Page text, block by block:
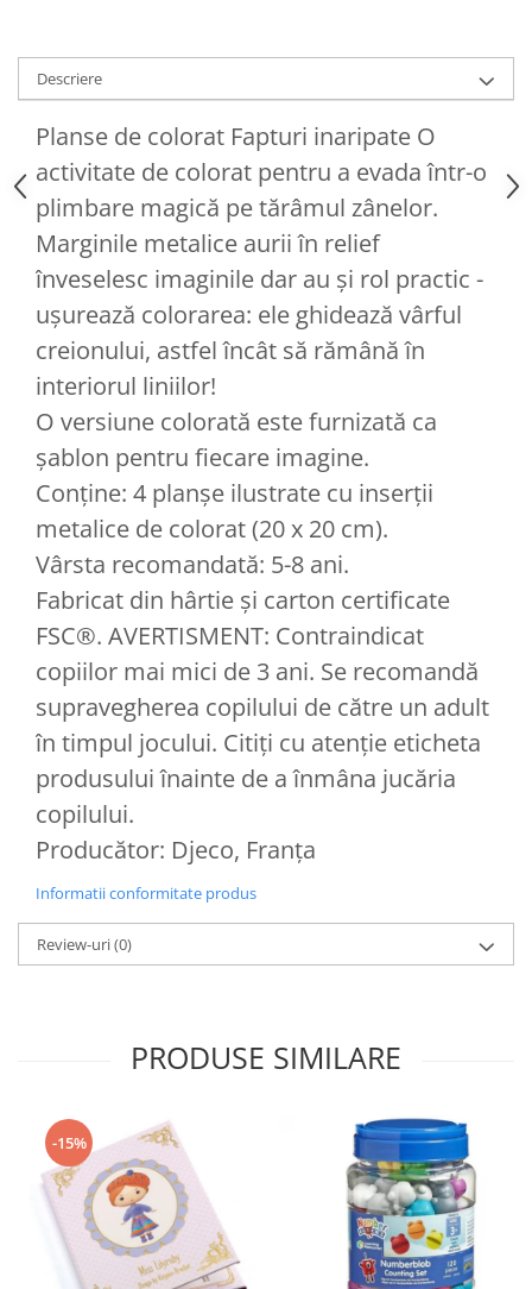
Descriere
Planse de colorat Fapturi inaripate O
activitate de colorat pentru a evada într-o
plimbare magică pe tărâmul zânelor.
Marginile metalice aurii în relief
înveselesc imaginile dar au și rol practic -
ușurează colorarea: ele ghidează vârful
creionului, astfel încât să rămână în
interiorul liniilor!
O versiune colorată este furnizată ca
șablon pentru fiecare imagine.
Conține: 4 planșe ilustrate cu inserții
metalice de colorat (20 x 20 cm).
Vârsta recomandată: 5-8 ani.
Fabricat din hârtie și carton certificate
FSC®. AVERTISMENT: Contraindicat
copiilor mai mici de 3 ani. Se recomandă
supravegherea copilului de către un adult
în timpul jocului. Citiți cu atenție eticheta
produsului înainte de a înmâna jucăria
copilului.
Producător: Djeco, Franța
Informatii conformitate produs
Review-uri(0)
PRODUSE SIMILARE
-15%